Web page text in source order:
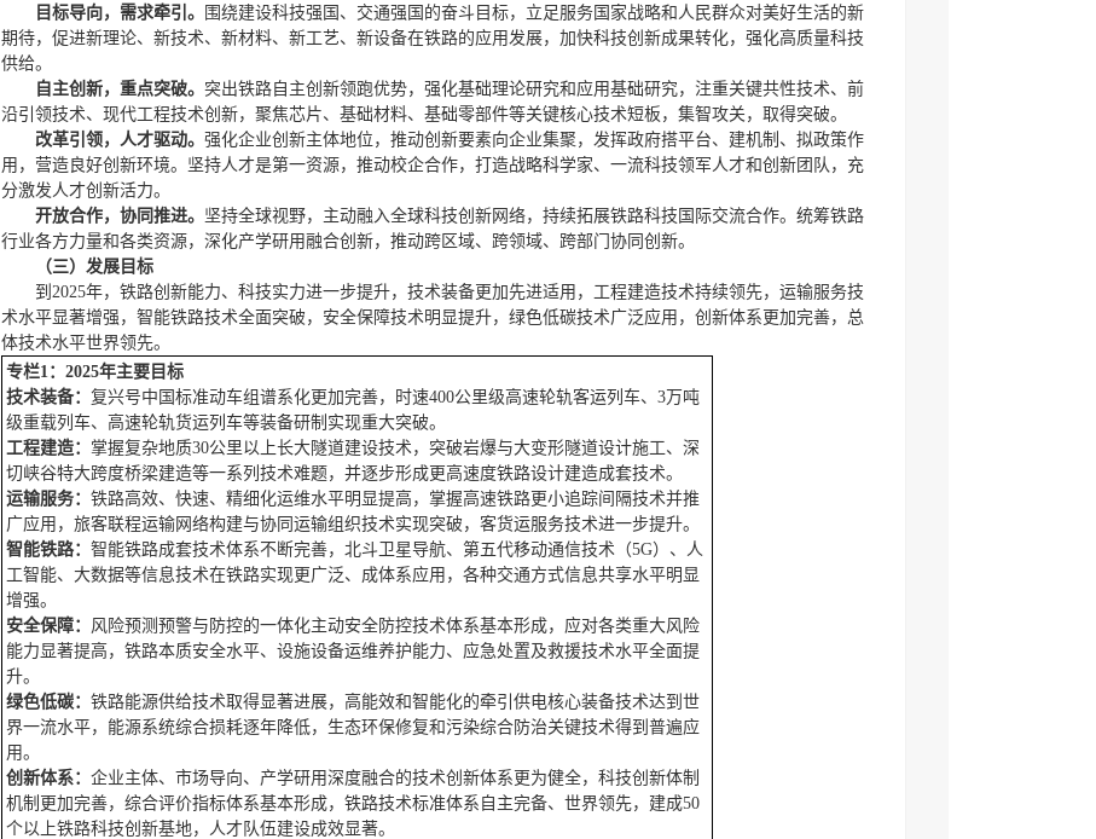
目标导向，需求牵引。
围绕建设科技强国、交通强国的奋斗目标，立足服务国家战略和人民群众对美好生活的新
期待，促进新理论、新技术、新材料、新工艺、新设备在铁路的应用发展，加快科技创新成果转化，强化高质量科技
供给。
自主创新，重点突破。 突出铁路自主创新领跑优势，强化基础理论研究和应用基础研究，注重关键共性技术、前
沿引领技术、现代工程技术创新，聚焦芯片、基础材料、基础零部件等关键核心技术短板，集智攻关，取得突破。
改革引领，人才驱动。 强化企业创新主体地位，推动创新要素向企业集聚，发挥政府搭平台、建机制、拟政策作
用，营造良好创新环境。坚持人才是第一资源，推动校企合作，打造战略科学家、一流科技领军人才和创新团队，充
分激发人才创新活力。
开放合作，协同推进。 坚持全球视野，主动融入全球科技创新网络，持续拓展铁路科技国际交流合作。统筹铁路
行业各方力量和各类资源，深化产学研用融合创新，推动跨区域、跨领域、跨部门协同创新。
（三）发展目标
到2025年，铁路创新能力、科技实力进一步提升，技术装备更加先进适用，工程建造技术持续领先，运输服务技
术水平显著增强，智能铁路技术全面突破，安全保障技术明显提升，绿色低碳技术广泛应用，创新体系更加完善，总
体技术水平世界领先。
专栏1：2025年主要目标
技术装备： 复兴号中国标准动车组谱系化更加完善，时速400公里级高速轮轨客运列车、3万吨
级重载列车、高速轮轨货运列车等装备研制实现重大突破。
工程建造： 掌握复杂地质30公里以上长大隧道建设技术，突破岩爆与大变形隧道设计施工、深
切峡谷特大跨度桥梁建造等一系列技术难题，并逐步形成更高速度铁路设计建造成套技术。
运输服务： 铁路高效、快速、精细化运维水平明显提高，掌握高速铁路更小追踪间隔技术并推
广应用，旅客联程运输网络构建与协同运输组织技术实现突破，客货运服务技术进一步提升。
智能铁路： 智能铁路成套技术体系不断完善，北斗卫星导航、第五代移动通信技术（5G）、人
工智能、大数据等信息技术在铁路实现更广泛、成体系应用，各种交通方式信息共享水平明显
增强。
安全保障： 风险预测预警与防控的一体化主动安全防控技术体系基本形成，应对各类重大风险
能力显著提高，铁路本质安全水平、设施设备运维养护能力、应急处置及救援技术水平全面提
升。
绿色低碳： 铁路能源供给技术取得显著进展，高能效和智能化的牵引供电核心装备技术达到世
界一流水平，能源系统综合损耗逐年降低，生态环保修复和污染综合防治关键技术得到普遍应
用。
创新体系： 企业主体、市场导向、产学研用深度融合的技术创新体系更为健全，科技创新体制
机制更加完善，综合评价指标体系基本形成，铁路技术标准体系自主完备、世界领先，建成50
个以上铁路科技创新基地，人才队伍建设成效显著。